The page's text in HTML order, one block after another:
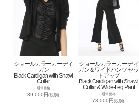
ショールカラーカーディ
ガン
Black Cardigan with Shawl
Collar
通常価格
39,000円(税別)
ショールカラーカーディ
ガン＆ワイドパンツ セッ
トアップ
Black Cardigan with Shawl
Collar & Wide-Leg Pant
通常価格
78,000円(税別)